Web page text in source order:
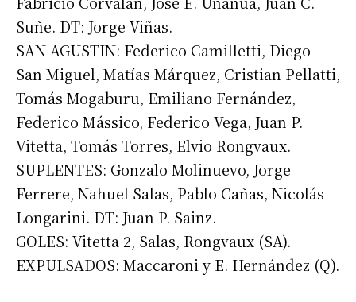
Suscribirme gratis
Dirección de correo electrónico*
Nombre
Número de teléfono
Suñe. DT: Jorge Viñas.
SAN AGUSTIN: Federico Camilletti, Diego
San Miguel, Matías Márquez, Cristian Pellatti,
Tomás Mogaburu, Emiliano Fernández,
Federico Mássico, Federico Vega, Juan P.
Vitetta, Tomás Torres, Elvio Rongvaux.
SUPLENTES: Gonzalo Molinuevo, Jorge
Ferrere, Nahuel Salas, Pablo Cañas, Nicolás
Longarini. DT: Juan P. Sainz.
GOLES: Vitetta 2, Salas, Rongvaux (SA).
EXPULSADOS: Maccaroni y E. Hernández (Q).